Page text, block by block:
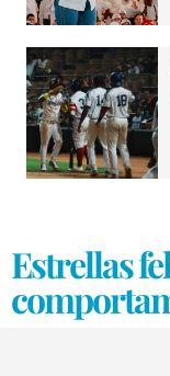
Estrellas